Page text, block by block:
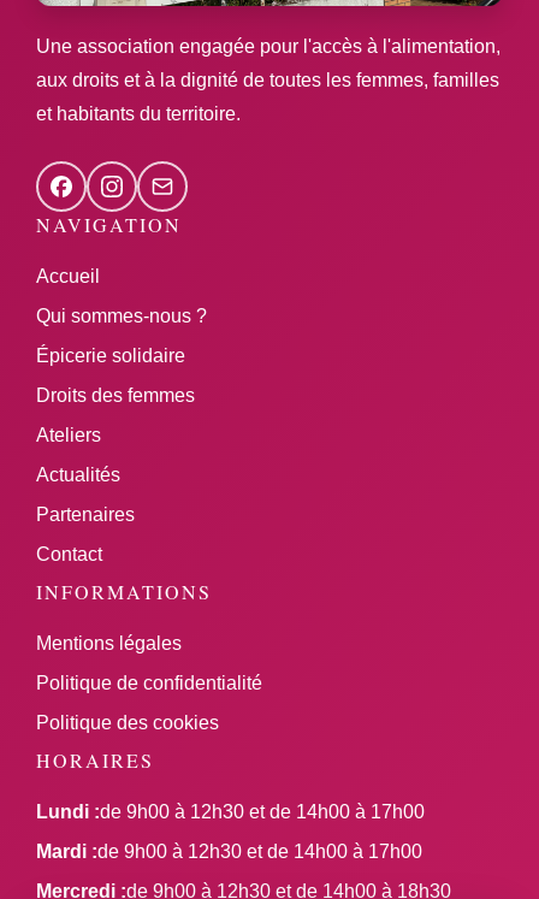
Une association engagée pour l'accès à l'alimentation,
aux droits et à la dignité de toutes les femmes, familles
et habitants du territoire.
NAVIGATION
Accueil
Qui sommes-nous ?
Épicerie solidaire
Droits des femmes
Ateliers
Actualités
Partenaires
Contact
INFORMATIONS
Mentions légales
Politique de confidentialité
Politique des cookies
HORAIRES
Lundi :de 9h00 à 12h30 et de 14h00 à 17h00
Mardi :de 9h00 à 12h30 et de 14h00 à 17h00
Mercredi :de 9h00 à 12h30 et de 14h00 à 18h30